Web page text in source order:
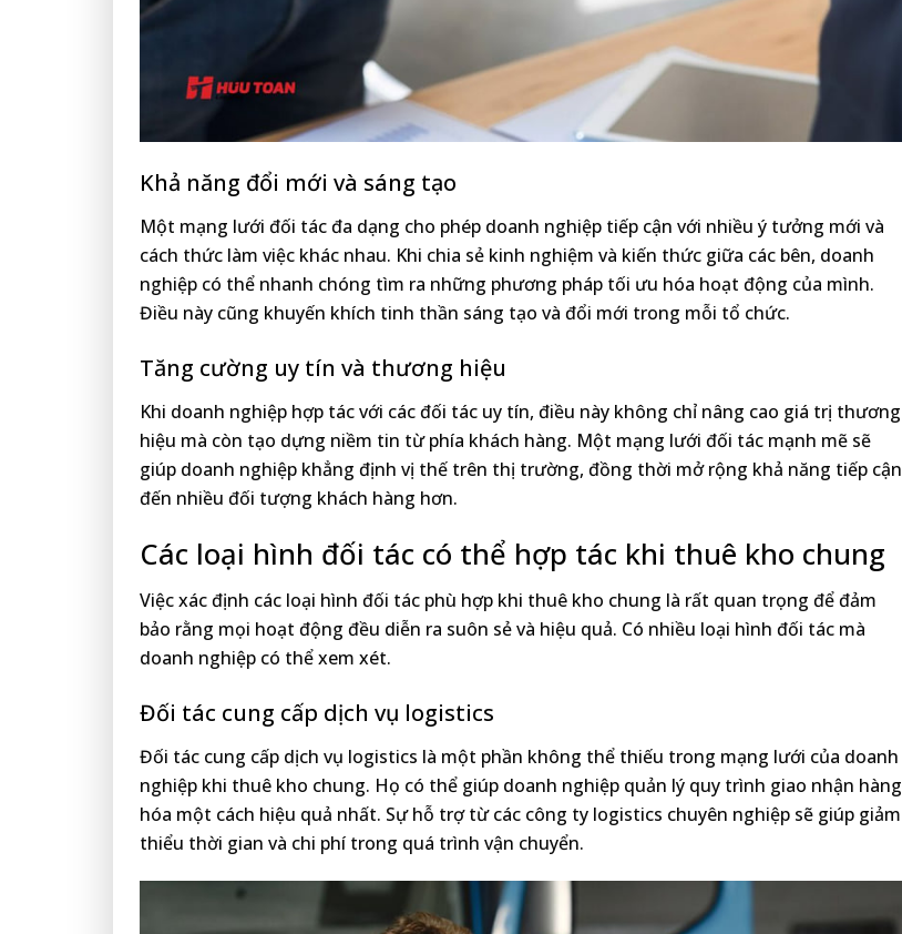
Khả năng đổi mới và sáng tạo
Một mạng lưới đối tác đa dạng cho phép doanh nghiệp tiếp cận với nhiều ý tưởng mới và
cách thức làm việc khác nhau. Khi chia sẻ kinh nghiệm và kiến thức giữa các bên, doanh
nghiệp có thể nhanh chóng tìm ra những phương pháp tối ưu hóa hoạt động của mình.
Điều này cũng khuyến khích tinh thần sáng tạo và đổi mới trong mỗi tổ chức.
Tăng cường uy tín và thương hiệu
Khi doanh nghiệp hợp tác với các đối tác uy tín, điều này không chỉ nâng cao giá trị thương
hiệu mà còn tạo dựng niềm tin từ phía khách hàng. Một mạng lưới đối tác mạnh mẽ sẽ
giúp doanh nghiệp khẳng định vị thế trên thị trường, đồng thời mở rộng khả năng tiếp cận
đến nhiều đối tượng khách hàng hơn.
Các loại hình đối tác có thể hợp tác khi thuê kho chung
Việc xác định các loại hình đối tác phù hợp khi thuê kho chung là rất quan trọng để đảm
bảo rằng mọi hoạt động đều diễn ra suôn sẻ và hiệu quả. Có nhiều loại hình đối tác mà
doanh nghiệp có thể xem xét.
Đối tác cung cấp dịch vụ logistics
Đối tác cung cấp dịch vụ logistics là một phần không thể thiếu trong mạng lưới của doanh
nghiệp khi thuê kho chung. Họ có thể giúp doanh nghiệp quản lý quy trình giao nhận hàng
hóa một cách hiệu quả nhất. Sự hỗ trợ từ các công ty logistics chuyên nghiệp sẽ giúp giảm
thiểu thời gian và chi phí trong quá trình vận chuyển.